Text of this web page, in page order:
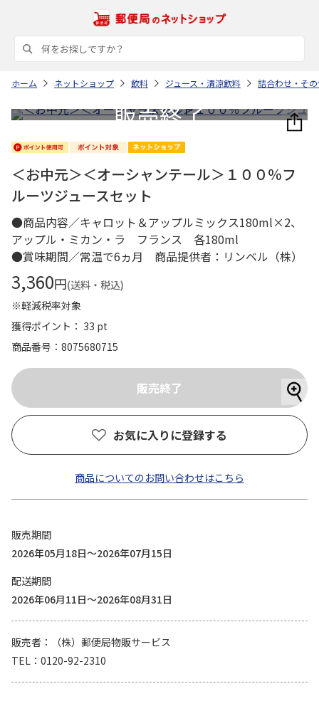
ホーム ネットショップ 飲料 ジュース・清涼飲料 詰合わせ・そ
＜お中元＞＜オーシャンテール＞１００％フ
ルーツジュースセット
●商品内容／キャロット＆アップルミックス180ml×2、
アップル・ミカン・ラ フランス 各180ml
●賞味期間／常温で6ヵ月 商品提供者：リンベル（株）
3,360円(送料・税込)
※軽減税率対象
獲得ポイント： 33 pt
商品番号
8075680715
お気に入りに登録する
商品についてのお問い合わせはこちら
販売期間
2026年05月18日～2026年07月15日
配送期間
2026年06月11日～2026年08月31日
販売者
（株）郵便局物販サービス
TEL
0120-92-2310